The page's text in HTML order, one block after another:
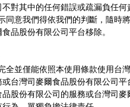
不對其中的任何錯誤或疏漏負任何
品股份有限公司平台移除。
或台灣司麥爾食品股份有限公司平
品股份有限公司的服務或台灣司